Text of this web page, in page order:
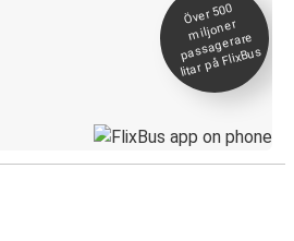
Över 500
miljoner
passagerare
litar på FlixBus